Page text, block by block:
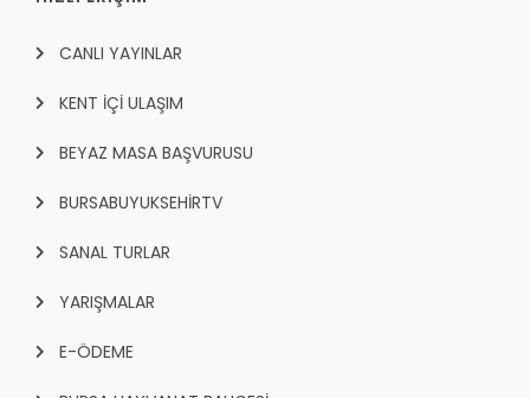
CANLI YAYINLAR
KENT İÇI ULAŞIM
BEYAZ MASA BAŞVURUSU
BURSABUYUKSEHIRTV
SANAL TURLAR
YARIŞMALAR
E-ÖDEME